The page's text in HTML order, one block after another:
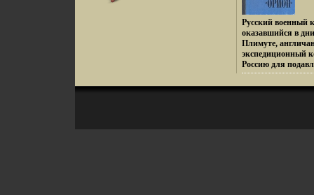
и красавицы
безупречными
опасных и
Содержание
сомнения -
вчерашние враги
друзьями? -
проникновения в
Русский
оказавшийся в
Плимуте,
экспедиционный
Россию для
русские моряки
прорываться во